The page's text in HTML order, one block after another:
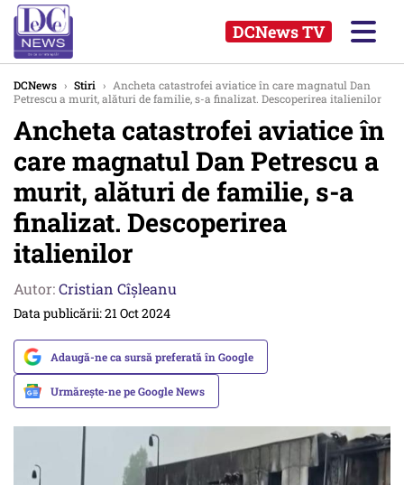
DCNews TV
DCNews › Stiri › Ancheta catastrofei aviatice în care magnatul Dan
Petrescu a murit, alături de familie, s-a finalizat. Descoperirea italienilor
Ancheta catastrofei aviatice în
care magnatul Dan Petrescu a
murit, alături de familie, s-a
finalizat. Descoperirea
italienilor
Autor:Cristian Cîșleanu
Data publicării: 21 Oct 2024
Adaugă-ne ca sursă preferată în Google
Urmărește-ne pe Google News